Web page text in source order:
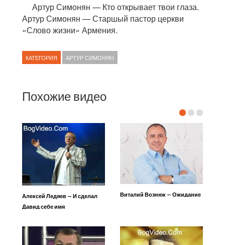
Артур Симонян — Кто открывает твои глаза.
Артур Симонян — Старшый пастор церкви
«Слово жизни» Армения.
КАТЕГОРИЯ АРТУР СИМОНЯН
Похожие видео
Алексей Ледяев — И сделал
Давид себе имя
Виталий Вознюк — Ожидание